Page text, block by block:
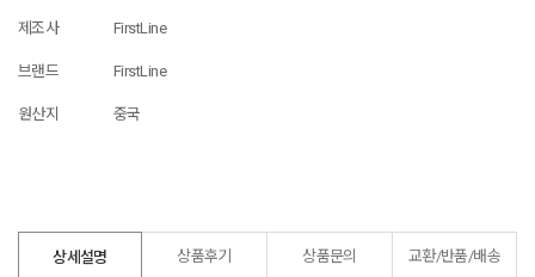
제조사 FirstLine
브랜드 FirstLine
원산지 중국
상세설명 상품후기 상품문의 교환/반품/배송